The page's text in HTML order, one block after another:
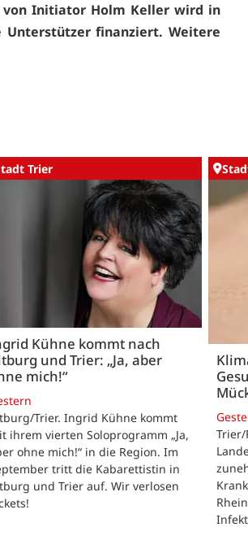
von Initiator Holm Keller wird in
Unterstützer finanziert. Weitere
Trier
Kühne kommt nach
und Trier: „Ja, aber
mich!“
Trier. Ingrid Kühne kommt
ihrem vierten Soloprogramm „Ja,
ohne mich!“ in die Region. Im
tritt die Kabarettistin in
und Trier auf. Wir verlosen
Trier/